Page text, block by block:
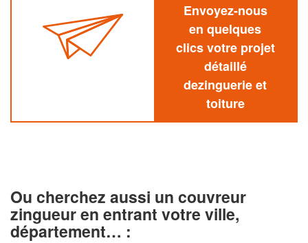
Envoyez-nous
en quelques
clics votre projet
détaillé
dezinguerie et
toiture
Ou cherchez aussi un couvreur
zingueur en entrant votre ville,
département… :